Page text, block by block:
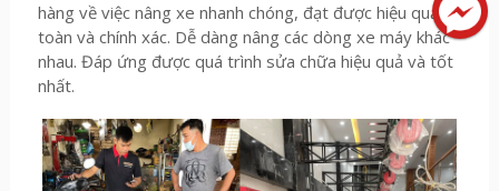
hàng về việc nâng xe nhanh chóng, đạt được hiệu quả an
toàn và chính xác. Dễ dàng nâng các dòng xe máy khác
nhau. Đáp ứng được quá trình sửa chữa hiệu quả và tốt
nhất.